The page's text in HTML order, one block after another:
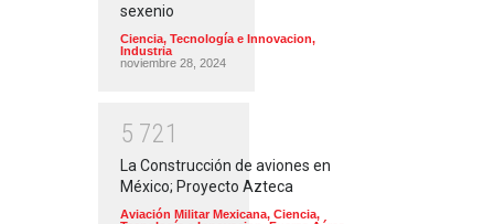
sexenio
Ciencia, Tecnología e Innovacion,
Industria
noviembre 28, 2024
5 721
La Construcción de aviones en
México; Proyecto Azteca
Aviación Militar Mexicana, Ciencia,